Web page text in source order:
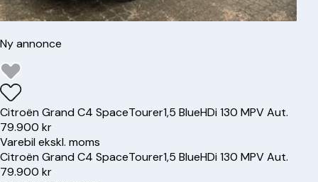
Ny annonce
CitroënGrand C4 SpaceTourer1,5 BlueHDi 130 MPV Aut.
79.900 kr
Varebil ekskl. moms
CitroënGrand C4 SpaceTourer1,5 BlueHDi 130 MPV Aut.
79.900 kr